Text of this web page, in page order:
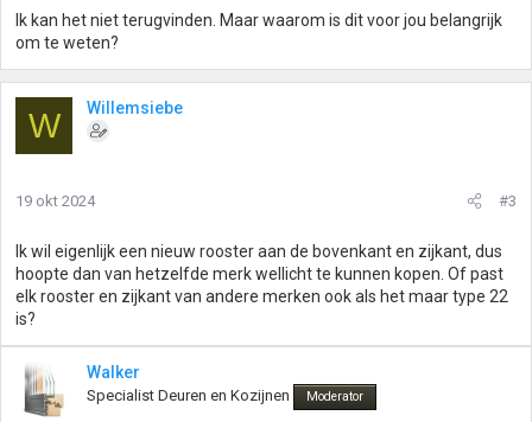
Ik kan het niet terugvinden. Maar waarom is dit voor jou belangrijk
om te weten?
W Willemsiebe
19 okt 2024 #3
Ik wil eigenlijk een nieuw rooster aan de bovenkant en zijkant, dus
hoopte dan van hetzelfde merk wellicht te kunnen kopen. Of past
elk rooster en zijkant van andere merken ook als het maar type 22
is?
Walker
Specialist Deuren en Kozijnen Moderator